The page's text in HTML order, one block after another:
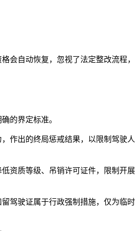
会自动恢复，忽视了法定整改流程，
的界定标准。
作出的终局惩戒结果，以限制驾驶人
资质等级、吊销许可证件，限制开展
驾驶证属于行政强制措施，仅为临时